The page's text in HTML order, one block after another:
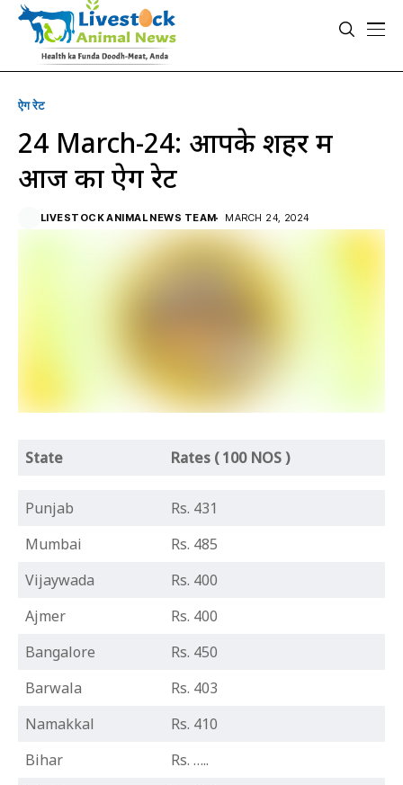
ऐग रेट
24 March-24: आपके शहर में
आज का ऐग रेट
LIVESTOCK ANIMAL NEWS TEAM MARCH 24, 2024
State Rates ( 100 NOS )
Punjab
Rs. 431
Mumbai
Rs. 485
Vijaywada
Rs. 400
Ajmer
Rs. 400
Bangalore
Rs. 450
Barwala
Rs. 403
Namakkal
Rs. 410
Bihar
Rs. …..